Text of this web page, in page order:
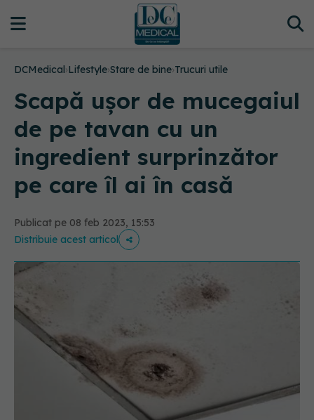
DCMedical›Lifestyle›Stare de bine›Trucuri utile
Scapă ușor de mucegaiul
de pe tavan cu un
ingredient surprinzător
pe care îl ai în casă
Publicat pe 08 feb 2023, 15:53
Distribuie acest articol